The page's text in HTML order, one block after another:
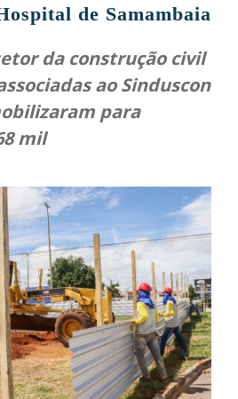
de Samambaia
da construção civil
ao Sinduscon
para
mil